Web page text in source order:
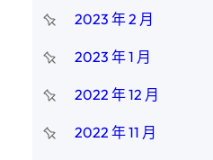
2023 年 2 月
2023 年 1 月
2022 年 12 月
2022 年 11 月